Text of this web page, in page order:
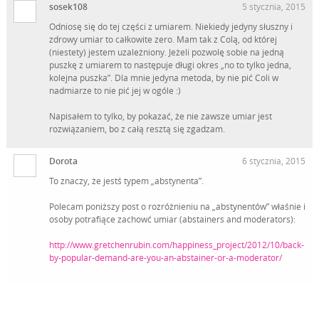
sosek108
5 stycznia, 2015
Odniosę się do tej części z umiarem. Niekiedy jedyny słuszny i
zdrowy umiar to całkowite zero. Mam tak z Colą, od której
(niestety) jestem uzależniony. Jeżeli pozwolę sobie na jedną
puszkę z umiarem to następuje długi okres „no to tylko jedna,
kolejna puszka”. Dla mnie jedyna metoda, by nie pić Coli w
nadmiarze to nie pić jej w ogóle :)
Napisałem to tylko, by pokazać, że nie zawsze umiar jest
rozwiązaniem, bo z całą resztą się zgadzam.
Dorota
6 stycznia, 2015
To znaczy, że jestś typem „abstynenta”.
Polecam poniższy post o rozróżnieniu na „abstynentów” właśnie i
osoby potrafiące zachowć umiar (abstainers and moderators):
http://www.gretchenrubin.com/happiness_project/2012/10/back-
by-popular-demand-are-you-an-abstainer-or-a-moderator/